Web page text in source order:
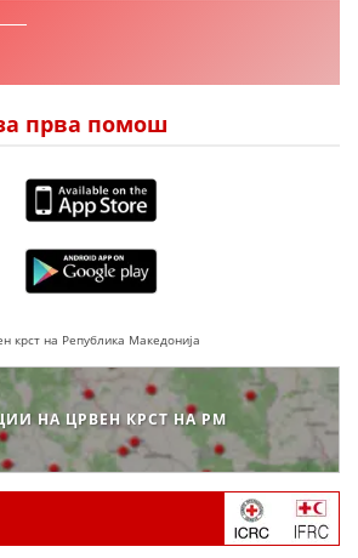
прва помош
крст на Република Македонија
НА ЦРВЕН КРСТ НА РМ